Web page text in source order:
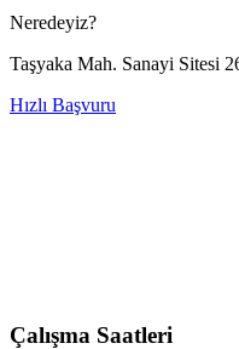
Neredeyiz?
Taşyaka Mah. Sanayi Sitesi
Hızlı Başvuru
Çalışma Saatleri